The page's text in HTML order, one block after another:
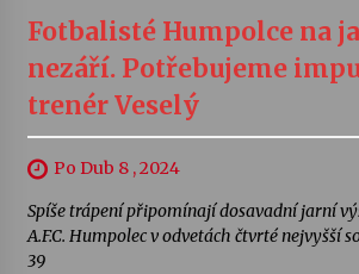
Fotbalisté Humpolce na
nezáří. Potřebujeme
trenér Veselý
Po Dub 8 , 2024
Spíše trápení připomínají dosavadní jarní
A.F.C. Humpolec v odvetách čtvrté nejvyšší
39